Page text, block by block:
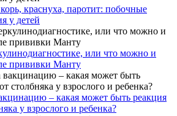
краснуха, паротит: побочные
у детей
или что можно и
прививки Манту
– какая может быть реакция
у взрослого и ребенка?